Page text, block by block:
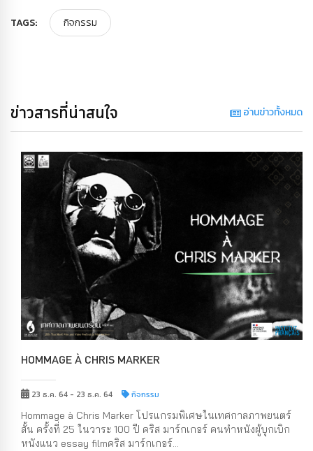
TAGS: กิจกรรม
ข่าวสารที่น่าสนใจ อ่านข่าวทั้งหมด
HOMMAGE À CHRIS MARKER
23 ธ.ค. 64 - 23 ธ.ค. 64 กิจกรรม
Hommage à Chris Marker โปรแกรมพิเศษในเทศกาลภาพยนตร์
สั้น ครั้งที่ 25 ในวาระ 100 ปี คริส มาร์กเกอร์ คนทำหนังผู้บุกเบิก
หนังแนว essay filmคริส มาร์กเกอร์...